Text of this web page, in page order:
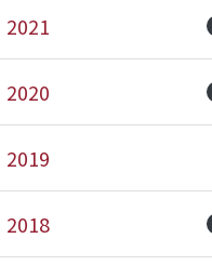
2021
2020
2019
2018